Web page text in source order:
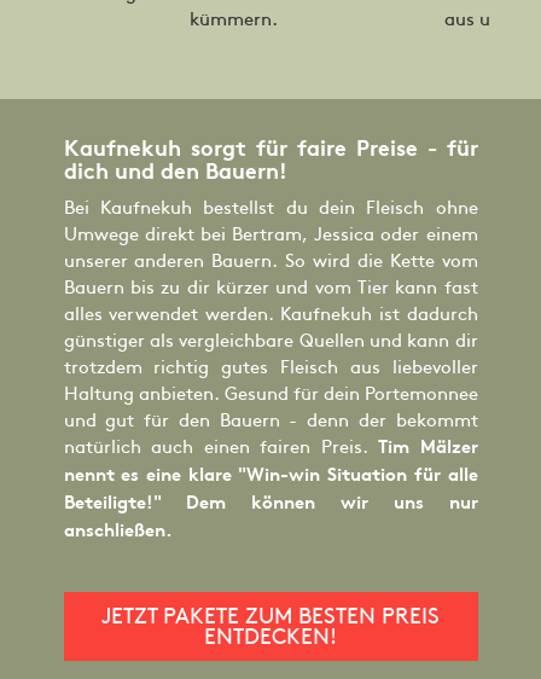
kümmern.
aus und
Kaufnekuh sorgt für faire Preise - für
dich und den Bauern!
Bei Kaufnekuh bestellst du dein Fleisch ohne
Umwege direkt bei Bertram, Jessica oder einem
unserer anderen Bauern. So wird die Kette vom
Bauern bis zu dir kürzer und vom Tier kann fast
alles verwendet werden. Kaufnekuh ist dadurch
günstiger als vergleichbare Quellen und kann dir
trotzdem richtig gutes Fleisch aus liebevoller
Haltung anbieten. Gesund für dein Portemonnee
und gut für den Bauern - denn der bekommt
natürlich auch einen fairen Preis. Tim Mälzer
nennt es eine klare "Win-win Situation für alle
Beteiligte!" Dem können wir uns nur
anschließen.
JETZT PAKETE ZUM BESTEN PREIS
ENTDECKEN!